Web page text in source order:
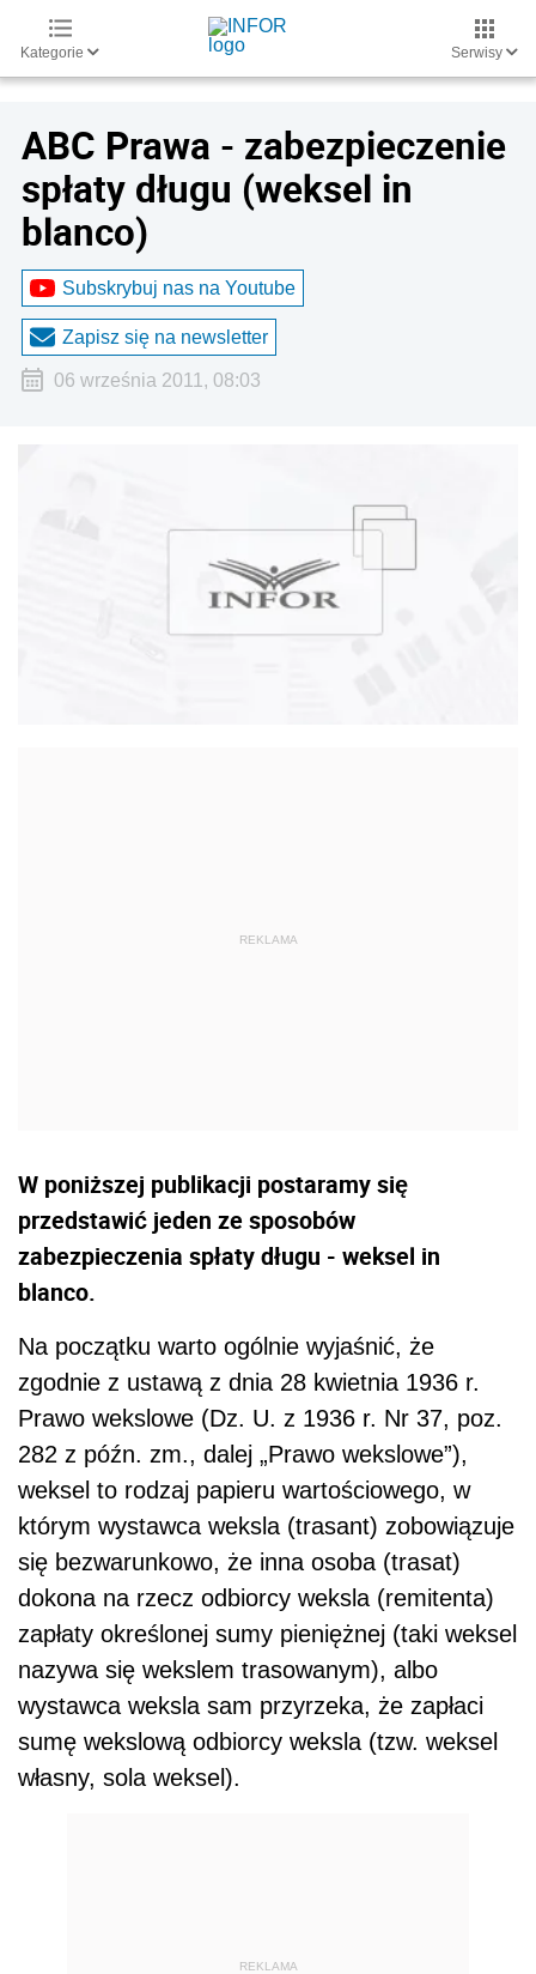
Kategorie Serwisy
ABC Prawa - zabezpieczenie
spłaty długu (weksel in
blanco)
Subskrybuj nas na Youtube
Zapisz się na newsletter
06 września 2011, 08:03
W poniższej publikacji postaramy się
przedstawić jeden ze sposobów
zabezpieczenia spłaty długu - weksel in
blanco.
Na początku warto ogólnie wyjaśnić, że
zgodnie z ustawą z dnia 28 kwietnia 1936 r.
Prawo wekslowe (Dz. U. z 1936 r. Nr 37, poz.
282 z późn. zm., dalej „Prawo wekslowe”),
weksel to rodzaj papieru wartościowego, w
którym wystawca weksla (trasant) zobowiązuje
się bezwarunkowo, że inna osoba (trasat)
dokona na rzecz odbiorcy weksla (remitenta)
zapłaty określonej sumy pieniężnej (taki weksel
nazywa się wekslem trasowanym), albo
wystawca weksla sam przyrzeka, że zapłaci
sumę wekslową odbiorcy weksla (tzw. weksel
własny, sola weksel).
REKLAMA